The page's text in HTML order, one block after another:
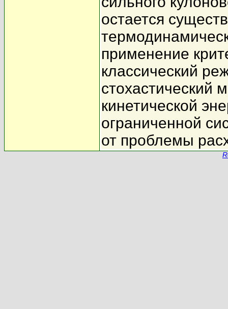
остается
применение
классический
стохастический
кинетической
ограниченной
от проблемы